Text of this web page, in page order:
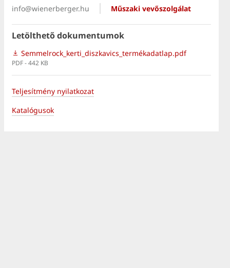
Műszaki vevőszolgálat
info@wienerberger.hu
Letölthető dokumentumok
Semmelrock_kerti_diszkavics_termékadatlap.pdf
PDF - 442 KB
Teljesítmény nyilatkozat
Katalógusok